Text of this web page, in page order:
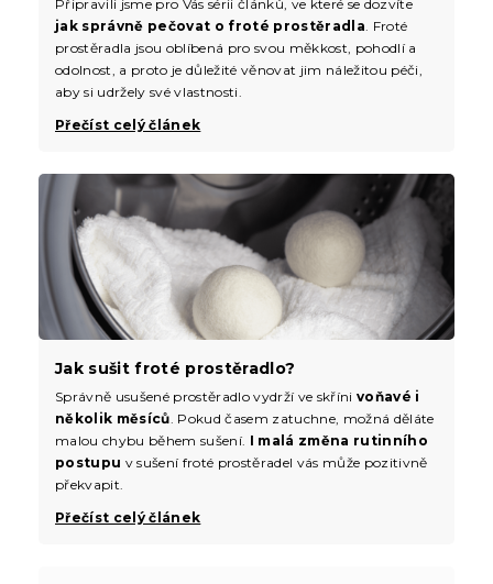
Jak sušit froté prostěradlo?
Správně usušené prostěradlo vydrží ve skříni voňavé i
několik měsíců. Pokud časem zatuchne, možná děláte
malou chybu během sušení. I malá změna rutinního
postupu v sušení froté prostěradel vás může pozitivně
překvapit.
Přečíst celý článek
Připravili jsme pro Vás sérii článků, ve které se dozvíte
jak správně pečovat o froté prostěradla . Froté
prostěradla jsou oblíbená pro svou měkkost, pohodlí a
odolnost, a proto je důležité věnovat jim náležitou péči,
aby si udržely své vlastnosti.
Přečíst celý článek